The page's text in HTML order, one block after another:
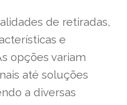
de retiradas,
e
opções variam
até soluções
a diversas